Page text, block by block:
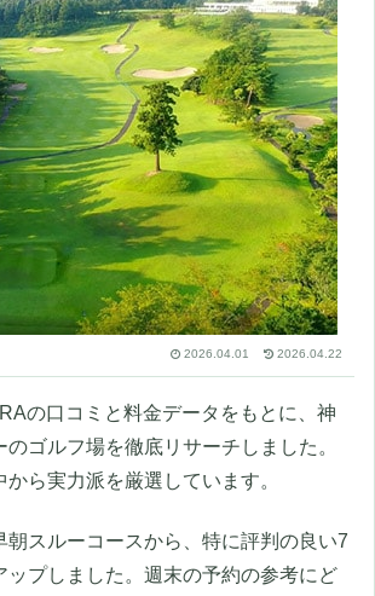
2026.04.01 2026.04.22
の口コミと料金データをもとに、神
ゴルフ場を徹底リサーチしました。
ら実力派を厳選しています。
朝スルーコースから、特に評判の良い7
ップしました。週末の予約の参考にど